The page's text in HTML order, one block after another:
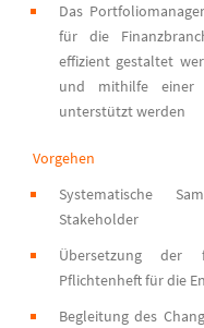
Das
für die
effizient gestaltet
und mithilfe einer
unterstützt werden
Vorgehen
Systematische
Stakeholder
Übersetzung der
Pflichtenheft für die
Begleitung des